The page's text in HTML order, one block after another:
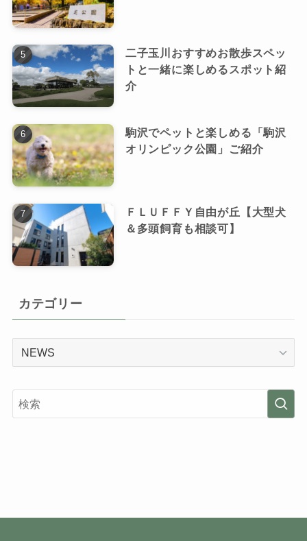
二子玉川おすすめお散歩スペッ
トと一緒に楽しめるスポット紹
介
駒沢でペットと楽しめる「駒沢
オリンピック公園」ご紹介
ＦＬＵＦＦＹ自由が丘【大型犬
＆多頭飼育も相談可】
カテゴリー
カ
リ
ー